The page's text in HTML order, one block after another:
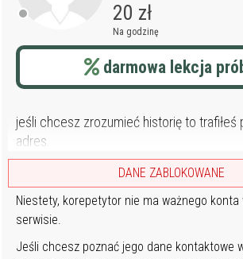
20 zł
Na godzinę
darmowa lekcja
jeśli chcesz zrozumieć historię to trafiłeś
adres.
DANE ZABLOKOWANE
Niestety, korepetytor nie ma ważnego konta
serwisie.
Jeśli chcesz poznać jego dane kontaktowe